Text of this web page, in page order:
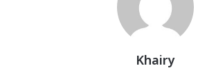
Khairy